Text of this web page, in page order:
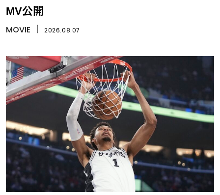
MV公開
MOVIE 2026.08.07